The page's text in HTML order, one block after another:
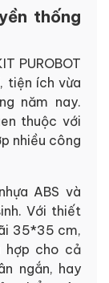
thống
PUROBOT
tiện ích vừa
năm nay.
thuộc với
nhiều công
ABS và
Với thiết
35*35 cm,
hợp cho cả
ngắn, hay